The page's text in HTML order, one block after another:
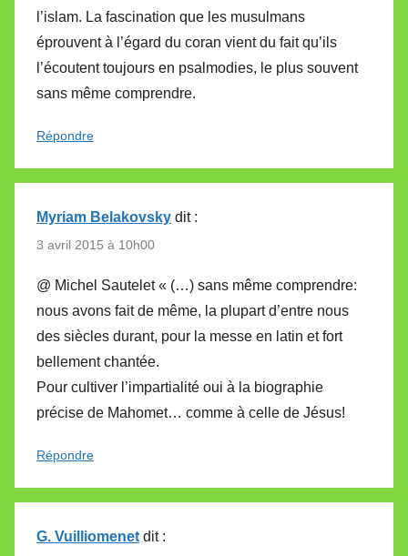
l’islam. La fascination que les musulmans
éprouvent à l’égard du coran vient du fait qu’ils
l’écoutent toujours en psalmodies, le plus souvent
sans même comprendre.
Répondre
Myriam Belakovsky dit :
3 avril 2015 à 10h00
@ Michel Sautelet « (…) sans même comprendre:
nous avons fait de même, la plupart d’entre nous
des siècles durant, pour la messe en latin et fort
bellement chantée.
Pour cultiver l’impartialité oui à la biographie
précise de Mahomet… comme à celle de Jésus!
Répondre
G. Vuilliomenet dit :